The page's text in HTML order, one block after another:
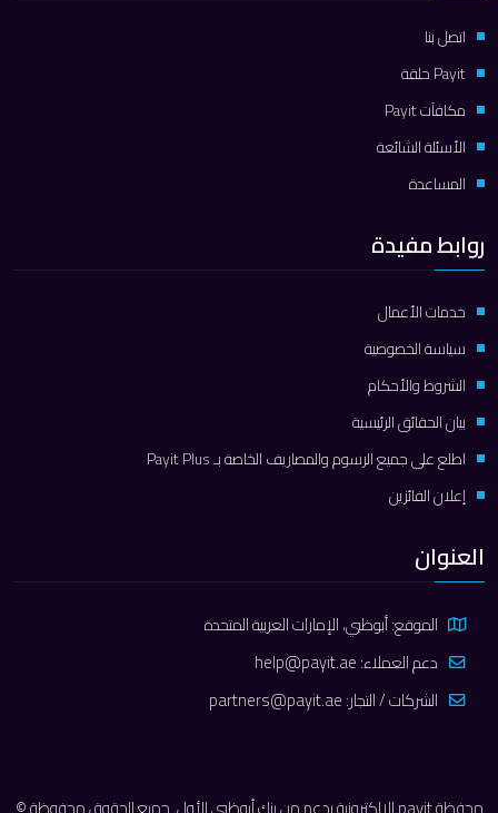
اتصل بنا
Payit حلقة
مكافآت Payit
الأسئلة الشائعة
المساعدة
روابط مفيدة
خدمات الأعمال
سياسة الخصوصية
الشروط والأحكام
بيان الحقائق الرئيسية
اطلع على جميع الرسوم والمصاريف الخاصة بـ Payit Plus
إعلان الفائزين
العنوان
الموقع: أبوظبي، الإمارات العربية المتحدة
دعم العملاء:help@payit.ae
الشركات / التجار:partners@payit.ae